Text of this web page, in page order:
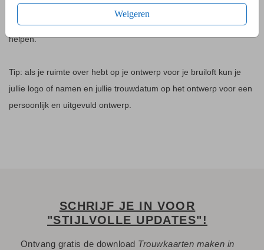
Weigeren
moeilijk zijn om dit op het juiste moment te bestellen. Hierom
hebben wij een calculator gemaakt die je hier perfect bij kan
helpen.
Tip: als je ruimte over hebt op je ontwerp voor je bruiloft kun je
jullie logo of namen en jullie trouwdatum op het ontwerp voor een
persoonlijk en uitgevuld ontwerp.
SCHRIJF JE IN VOOR
"STIJLVOLLE UPDATES"!
Ontvang gratis de download Trouwkaarten maken in